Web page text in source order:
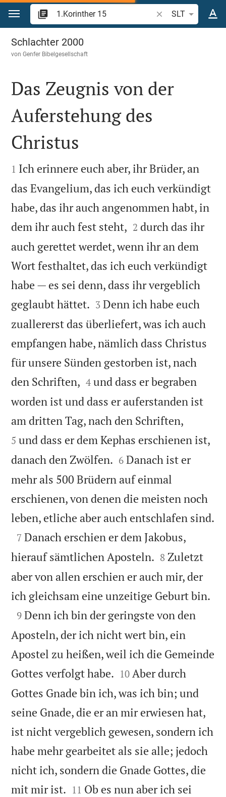
Zum Inhalt springen
Bibelstelle oder
SLT
1.Korinther 15
Schlachter 2000
vonGenfer Bibelgesellschaft

Das Zeugnis von der
Auferstehung des
Christus

1 Ich erinnere euch aber, ihr Brüder, an
das Evangelium, das ich euch verkündigt
habe, das ihr auch angenommen habt, in
dem ihr auch fest steht, 

2 durch das ihr
auch gerettet werdet, wenn ihr an dem
Wort festhaltet, das ich euch verkündigt
habe — es sei denn, dass ihr vergeblich
geglaubt hättet. 

3 Denn ich habe euch
zuallererst das überliefert, was ich auch
empfangen habe, nämlich dass Christus
für unsere Sünden gestorben ist, nach
den Schriften, 

4 und dass er begraben
worden ist und dass er auferstanden ist
am dritten Tag, nach den Schriften,
5 und dass er dem Kephas erschienen ist,
danach den Zwölfen. 

6 Danach ist er
mehr als 500 Brüdern auf einmal
erschienen, von denen die meisten noch
leben, etliche aber auch entschlafen sind.

7 Danach erschien er dem Jakobus,
hierauf sämtlichen Aposteln. 

8 Zuletzt
aber von allen erschien er auch mir, der
ich gleichsam eine unzeitige Geburt bin.

9 Denn ich bin der geringste von den
Aposteln, der ich nicht wert bin, ein
Apostel zu heißen, weil ich die Gemeinde
Gottes verfolgt habe. 

10 Aber durch
Gottes Gnade bin ich, was ich bin; und
seine Gnade, die er an mir erwiesen hat,
ist nicht vergeblich gewesen, sondern ich
habe mehr gearbeitet als sie alle; jedoch
nicht ich, sondern die Gnade Gottes, die
mit mir ist. 

11 Ob es nun aber ich sei